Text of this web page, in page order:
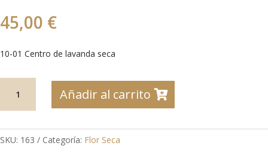
45,00 €
10-01 Centro de lavanda seca
Centro
lavanda
Añadir al carrito
SKU: 163 Categoría: Flor Seca